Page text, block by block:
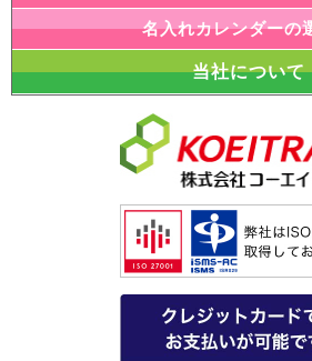
名入れカレンダーの
当社について